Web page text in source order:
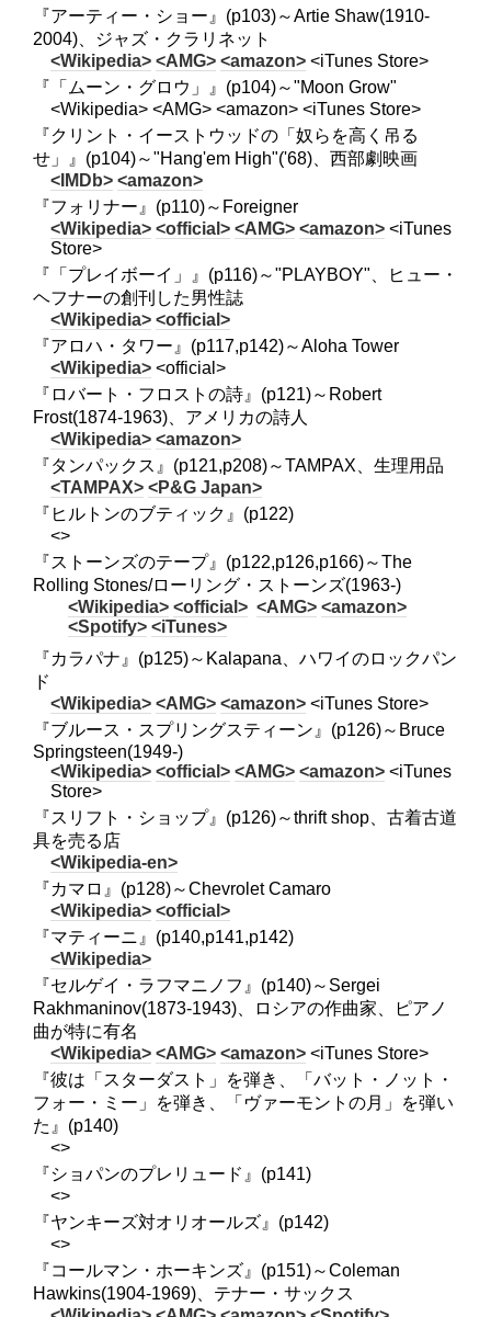
『アーティー・ショー』(p103)～Artie Shaw(1910-
2004)、ジャズ・クラリネット
<Wikipedia> <AMG> <amazon> <iTunes Store>
『「ムーン・グロウ」』(p104)～"Moon Grow"
<Wikipedia> <AMG> <amazon> <iTunes Store>
『クリント・イーストウッドの「奴らを高く吊る
せ」』(p104)～"Hang'em High"('68)、西部劇映画
<IMDb> <amazon>
『フォリナー』(p110)～Foreigner
<Wikipedia> <official> <AMG> <amazon> <iTunes
Store>
『「プレイボーイ」』(p116)～"PLAYBOY"、ヒュー・
ヘフナーの創刊した男性誌
<Wikipedia> <official>
『アロハ・タワー』(p117,p142)～Aloha Tower
<Wikipedia> <official>
『ロバート・フロストの詩』(p121)～Robert
Frost(1874-1963)、アメリカの詩人
<Wikipedia> <amazon>
『タンパックス』(p121,p208)～TAMPAX、生理用品
<TAMPAX> <P&G Japan>
『ヒルトンのブティック』(p122)
<>
『ストーンズのテープ』(p122,p126,p166)～The
Rolling Stones/ローリング・ストーンズ(1963-)
<Wikipedia> <official> <AMG> <amazon>
<Spotify> <iTunes>
『カラパナ』(p125)～Kalapana、ハワイのロックパン
ド
<Wikipedia> <AMG> <amazon> <iTunes Store>
『ブルース・スプリングスティーン』(p126)～Bruce
Springsteen(1949-)
<Wikipedia> <official> <AMG> <amazon> <iTunes
Store>
『スリフト・ショップ』(p126)～thrift shop、古着古道
具を売る店
<Wikipedia-en>
『カマロ』(p128)～Chevrolet Camaro
<Wikipedia> <official>
『マティーニ』(p140,p141,p142)
<Wikipedia>
『セルゲイ・ラフマニノフ』(p140)～Sergei
Rakhmaninov(1873-1943)、ロシアの作曲家、ピアノ
曲が特に有名
<Wikipedia> <AMG> <amazon> <iTunes Store>
『彼は「スターダスト」を弾き、「バット・ノット・
フォー・ミー」を弾き、「ヴァーモントの月」を弾い
た』(p140)
<>
『ショパンのプレリュード』(p141)
<>
『ヤンキーズ対オリオールズ』(p142)
<>
『コールマン・ホーキンズ』(p151)～Coleman
Hawkins(1904-1969)、テナー・サックス